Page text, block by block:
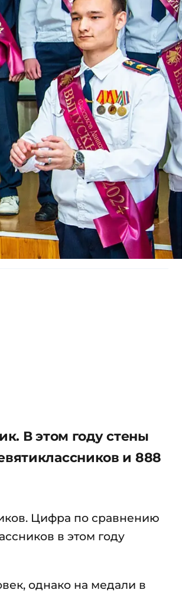
В этом году стены
и 888
Цифра по сравнению
в этом году
однако на медали в